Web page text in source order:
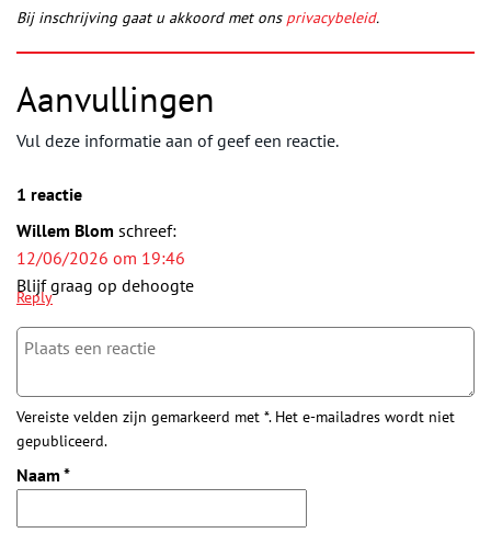
Bij inschrijving gaat u akkoord met ons privacybeleid.
Aanvullingen
Vul deze informatie aan of geef een reactie.
1 reactie
Willem Blom schreef:
12/06/2026 om 19:46
Blijf graag op dehoogte
Reply
Vereiste velden zijn gemarkeerd met *. Het e-mailadres wordt niet
gepubliceerd.
Naam *